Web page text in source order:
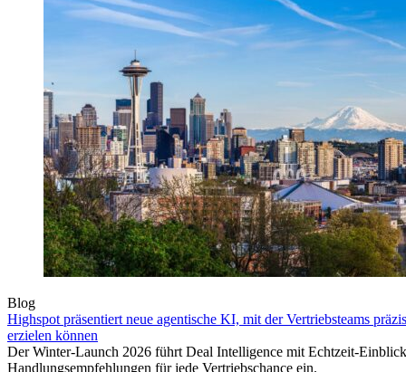
Blog
Highspot präsentiert neue agentische KI, mit der Vertriebsteams
erzielen können
Der Winter-Launch 2026 führt Deal Intelligence mit Echtzeit-
Handlungsempfehlungen für jede Vertriebschance ein.